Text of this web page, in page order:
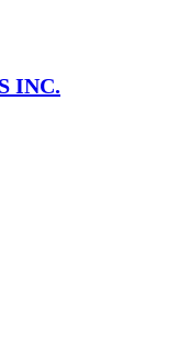
INC.